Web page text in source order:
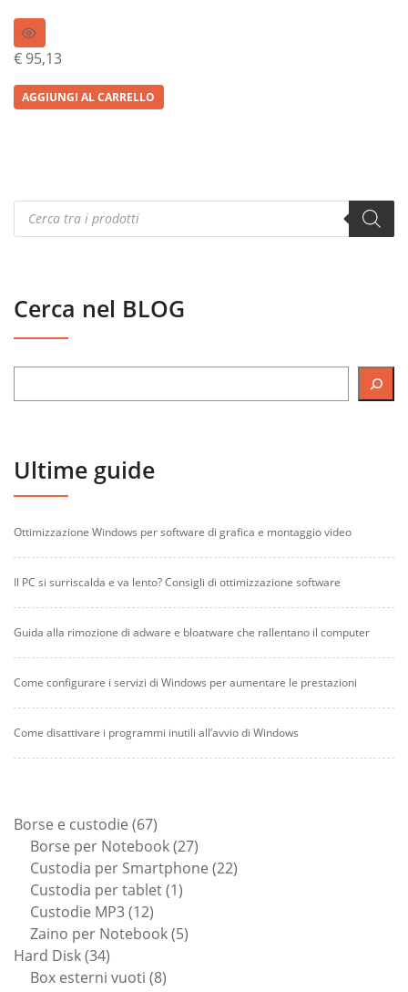
€ 95,13
AGGIUNGI AL CARRELLO
Products
search
Cerca nel BLOG
Ultime guide
Ottimizzazione Windows per software di grafica e montaggio video
Il PC si surriscalda e va lento? Consigli di ottimizzazione software
Guida alla rimozione di adware e bloatware che rallentano il computer
Come configurare i servizi di Windows per aumentare le prestazioni
Come disattivare i programmi inutili all’avvio di Windows
Borse e custodie 6767
prodotti
Borse per Notebook 2727
prodotti
Custodia per Smartphone 2222
Custodia per tablet 11
Custodie MP3 1212
prodotti
Zaino per Notebook 55
Hard Disk 3434
prodotti
Box esterni vuoti 88